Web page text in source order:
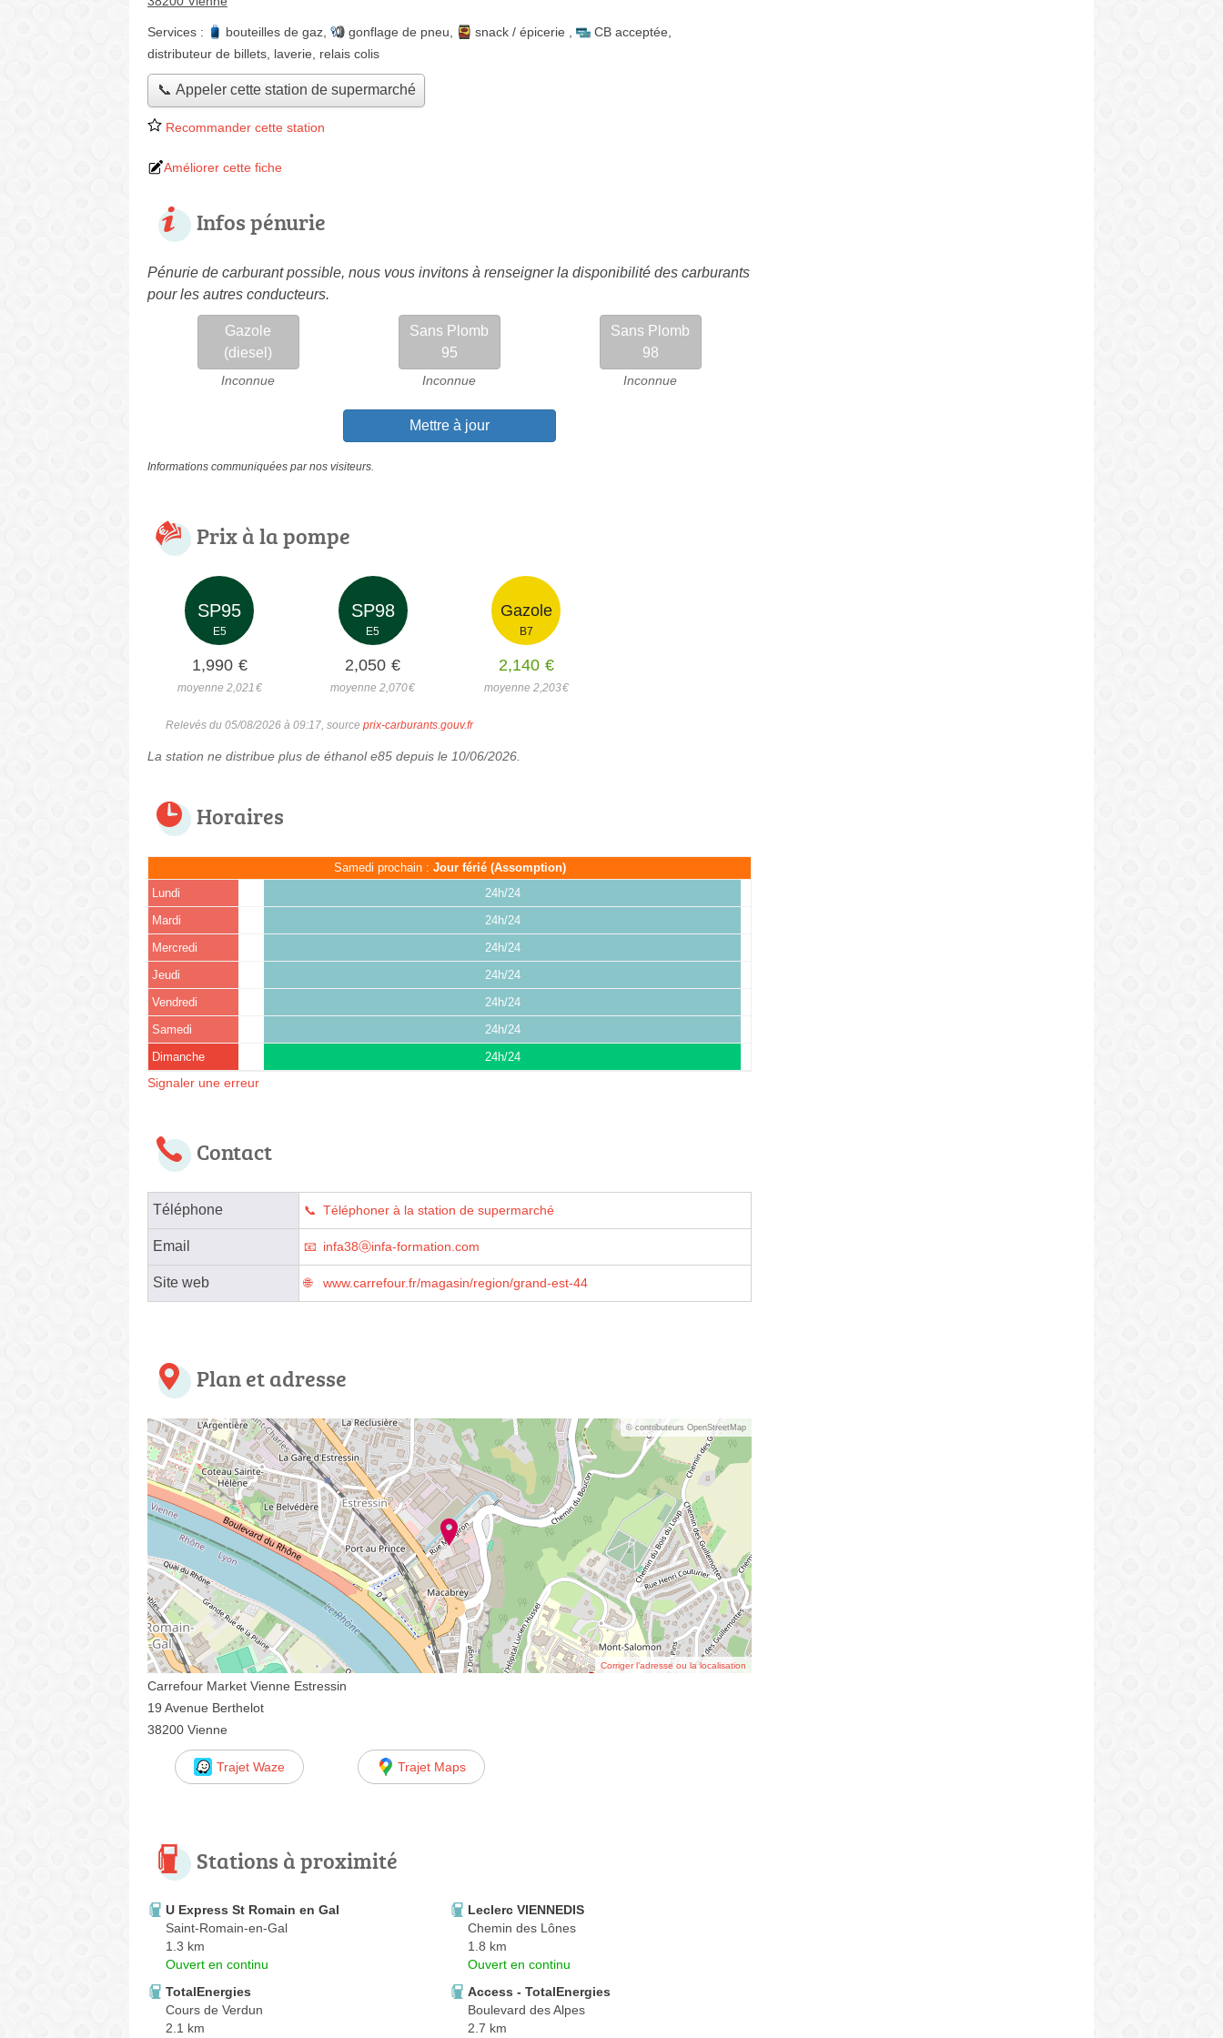
Services : bouteilles de gaz gonflage de pneu snack / épicerie CB acceptée
distributeur de billets laverie relais colis
📞 Appeler cette station de supermarché
Recommander cette station
Améliorer cette fiche
Infos pénurie
Pénurie de carburant possible, nous vous invitons à renseigner la disponibilité des carburants
pour les autres conducteurs.
Gazole
(diesel)
Inconnue
Sans Plomb
95
Inconnue
Sans Plomb
98
Inconnue
Mettre à jour
Informations communiquées par nos visiteurs.
Prix à la pompe
SP95
E5
1,990 €
moyenne 2,021 €
SP98
E5
2,050 €
moyenne 2,070€
Gazole
B7
2,140 €
moyenne 2,203€
Relevés du 05/08/2026 à 09:17, source prix-carburants.gouv.fr
La station ne distribue plus de éthanol e85 depuis le 10/06/2026.
Horaires
Samedi prochain : Jour férié (Assomption)
Lundi
24h/24
Mardi 24h/24
Mercredi 24h/24
Jeudi 24h/24
Vendredi 24h/24
Samedi 24h/24
Dimanche 24h/24
Signaler une erreur
Contact
Téléphone Téléphoner à la station de supermarché
Email infa38ⓐinfa-formation.com
Site web www.carrefour.fr/magasin/region/grand-est-44
Plan et adresse
© contributeurs OpenStreetMap
Corriger l’adresse ou la localisation
Carrefour Market Vienne Estressin
19 Avenue Berthelot
38200 Vienne
Trajet Waze Trajet Maps
Stations à proximité
U Express St Romain en Gal
Saint-Romain-en-Gal
1.3 km
Ouvert en continu
Leclerc VIENNEDIS
Chemin des Lônes
1.8 km
Ouvert en continu
TotalEnergies
Cours de Verdun
2.1 km
Access - TotalEnergies
Boulevard des Alpes
2.7 km